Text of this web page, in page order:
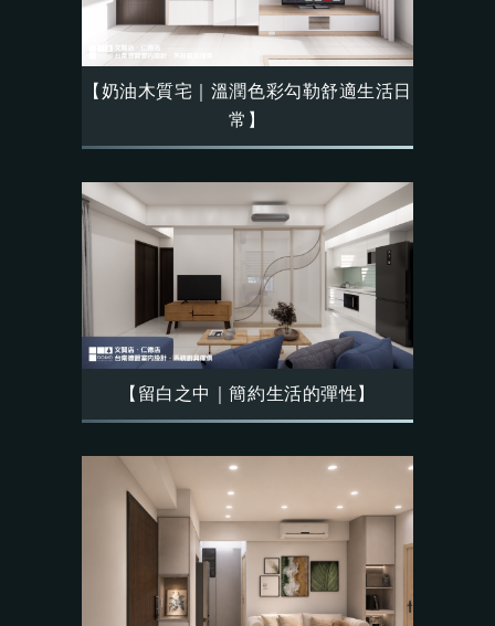
【奶油木質宅｜溫潤色彩勾勒舒適生活日
常】
【留白之中｜簡約生活的彈性】